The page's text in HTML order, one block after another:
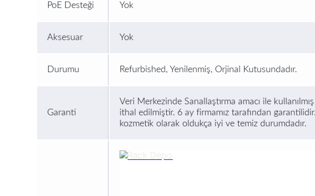
PoE Desteği Yok
Aksesuar Yok
Durumu Refurbished, Yenilenmiş, Orjinal Kutusundadır.
Garanti
Veri Merkezinde Sanallaştırma amacı ile
ithal edilmiştir. 6 ay firmamız tarafından
kozmetik olarak oldukça iyi ve temiz durumdadır.